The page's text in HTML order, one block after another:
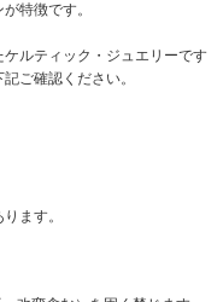
特徴です。
ルティック・ジュエリーです
ご確認ください。
ます。